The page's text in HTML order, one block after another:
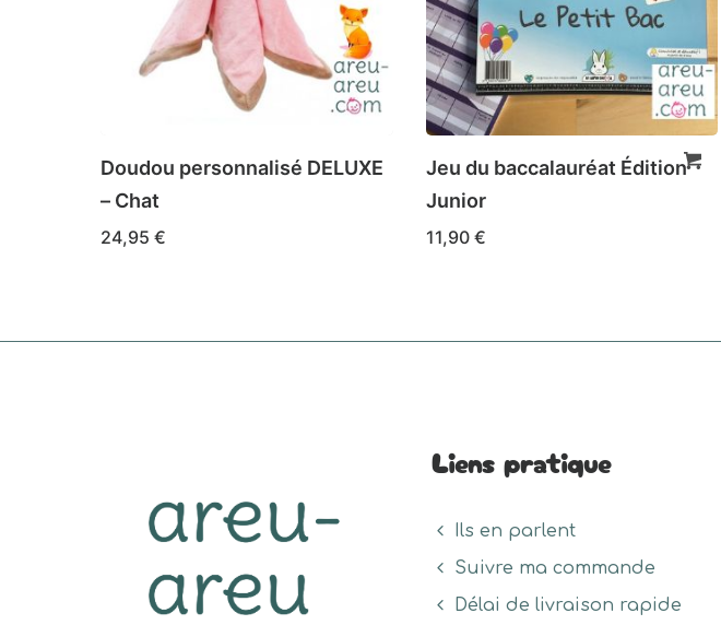
Doudou personnalisé DELUXE
– Chat
24,95 €
choisies
Jeu du baccalauréat Édition
Junior
11,90 €
Liens pratique
Ils en parlent
Suivre ma commande
Délai de livraison rapide